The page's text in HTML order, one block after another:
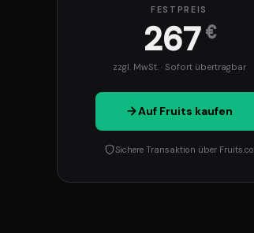
FESTPREIS
267 €
zzgl. MwSt. · Sofort übertragbar
Auf Fruits kaufen
Sichere Transaktion über Fruits.co